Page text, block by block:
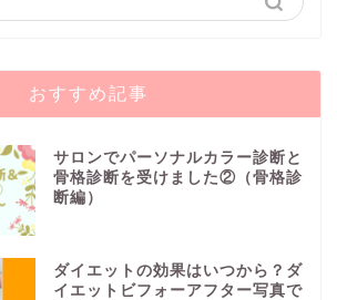
おすすめ記事
サロンでパーソナルカラー診断と
骨格診断を受けました②（骨格診
断編）
ダイエットの効果はいつから？ダ
イエットビフォーアフター写真で